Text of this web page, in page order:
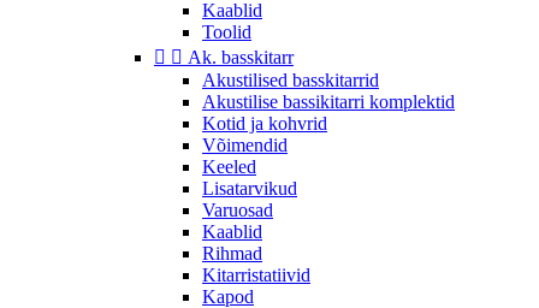
Kaablid
Toolid
  Ak. basskitarr
Akustilised basskitarrid
Akustilise bassikitarri komplektid
Kotid ja kohvrid
Võimendid
Keeled
Lisatarvikud
Varuosad
Kaablid
Rihmad
Kitarristatiivid
Kapod